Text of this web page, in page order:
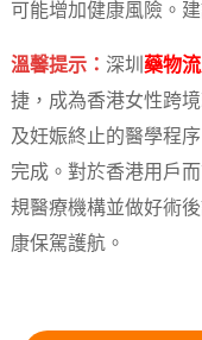
可能增加健康風險。
溫馨提示： 深圳 藥物
捷，成為香港女性跨
及妊娠終止的醫學程
完成。對於香港用戶
規醫療機構並做好術
康保駕護航。